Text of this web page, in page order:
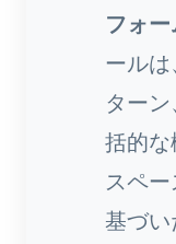
フォー
ール
ター
括的な
スペ
基づい